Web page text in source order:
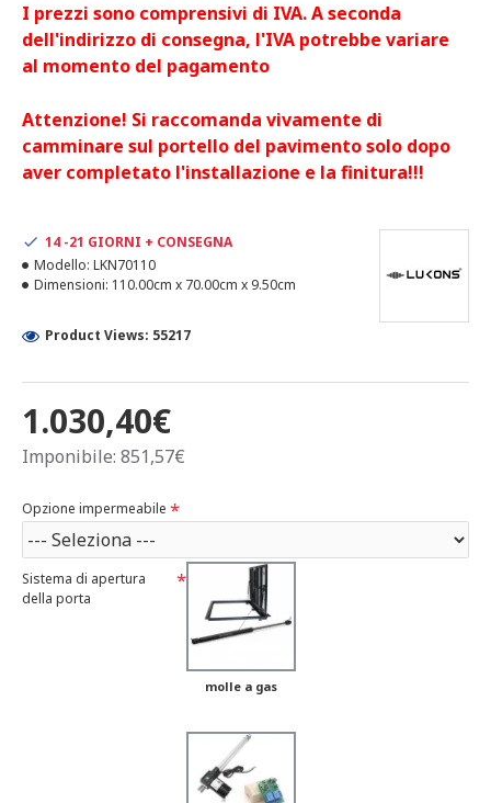
I prezzi sono comprensivi di IVA. A seconda
dell'indirizzo di consegna, l'IVA potrebbe variare
al momento del pagamento
Attenzione! Si raccomanda vivamente di
camminare sul portello del pavimento solo dopo
aver completato l'installazione e la finitura!!!
1.030,40€
Imponibile: 851,57€
14 -21 GIORNI + CONSEGNA
Modello: LKN70110
Dimensioni: 110.00cm x 70.00cm x 9.50cm
Product Views: 55217
Opzione impermeabile
Sistema di apertura
della porta
molle a gas